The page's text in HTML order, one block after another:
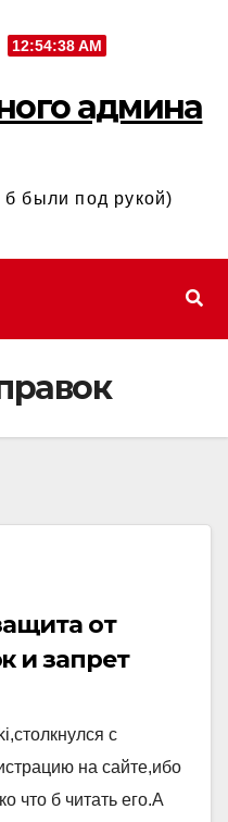
12:54:39 AM
админа
б были под рукой)
от
и запрет
с
на сайте,ибо
что б читать его.А